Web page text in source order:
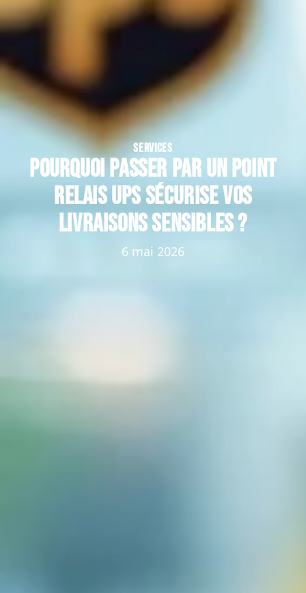
SERVICES
Pourquoi passer par un point
relais UPS sécurise vos
livraisons sensibles ?
6 mai 2026